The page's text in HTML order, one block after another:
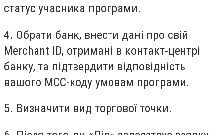
статус учасника програми.
4. Обрати банк, внести дані про свій
Merchant ID, отримані в контакт-центрі
банку, та підтвердити відповідність
вашого МСС-коду умовам програми.
5. Визначити вид торгової точки.